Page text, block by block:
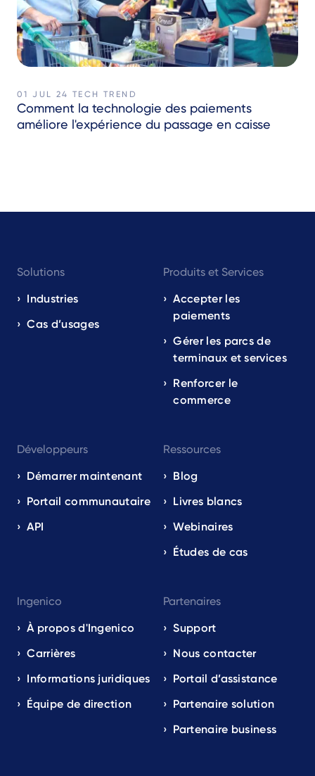
01 JUL 24 TECH TREND
Comment la technologie des paiements
améliore l'expérience du passage en caisse
navigation
EN
Solutions
Industries
Cas d’usages
Produits et Services
Accepter les
paiements
Gérer les parcs de
terminaux et services
Renforcer le
commerce
Développeurs
Démarrer maintenant
Portail communautaire
API
Ressources
Blog
Livres blancs
Webinaires
Études de cas
Ingenico
À propos d'Ingenico
Carrières
Informations juridiques
Équipe de direction
Partenaires
Support
Nous contacter
Portail d’assistance
Partenaire solution
Partenaire business